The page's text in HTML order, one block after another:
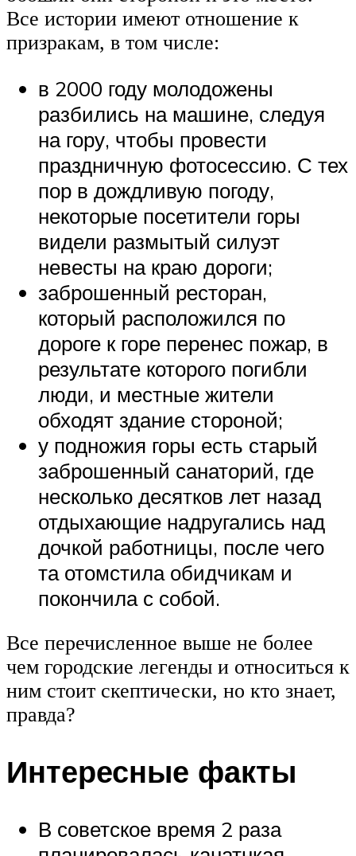
Все истории имеют отношение к
призракам, в том числе:
в 2000 году молодожены
разбились на машине, следуя
на гору, чтобы провести
праздничную фотосессию. С тех
пор в дождливую погоду,
некоторые посетители горы
видели размытый силуэт
невесты на краю дороги;
заброшенный ресторан,
который расположился по
дороге к горе перенес пожар, в
результате которого погибли
люди, и местные жители
обходят здание стороной;
у подножия горы есть старый
заброшенный санаторий, где
несколько десятков лет назад
отдыхающие надругались над
дочкой работницы, после чего
та отомстила обидчикам и
покончила с собой.
Все перечисленное выше не более
чем городские легенды и относиться к
ним стоит скептически, но кто знает,
правда?
Интересные факты
В советское время 2 раза